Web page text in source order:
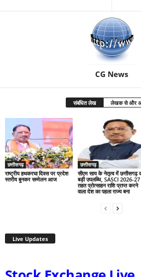
CG News
संबंधित लेख लेखक से और
छत्तीसगढ़
राष्ट्रीय हथकरघा दिवस पर प्रदेश
स्तरीय बुनकर सम्मेलन आज
छत्तीसगढ़
सीएम साय के नेतृत्व में छत्तीसगढ़
बड़ी उपलब्धि, SASCI 2026-
तहत प्रोत्साहन राशि प्राप्त करने
वाला देश का पहला राज्य बना
Live Updates